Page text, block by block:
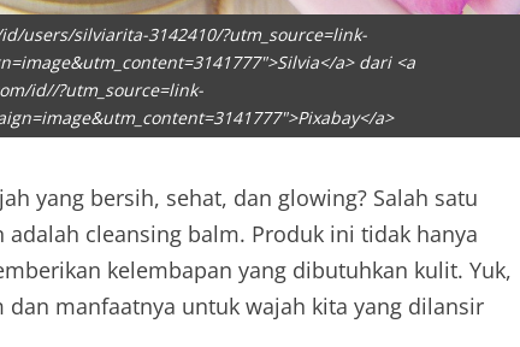
users/silviarita-3142410/?utm_source=link-
a> dari <a
id//?utm_source=link-
a>
yang bersih, sehat, dan glowing? Salah satu
cleansing balm. Produk ini tidak hanya
kelembapan yang dibutuhkan kulit. Yuk,
manfaatnya untuk wajah kita yang dilansir